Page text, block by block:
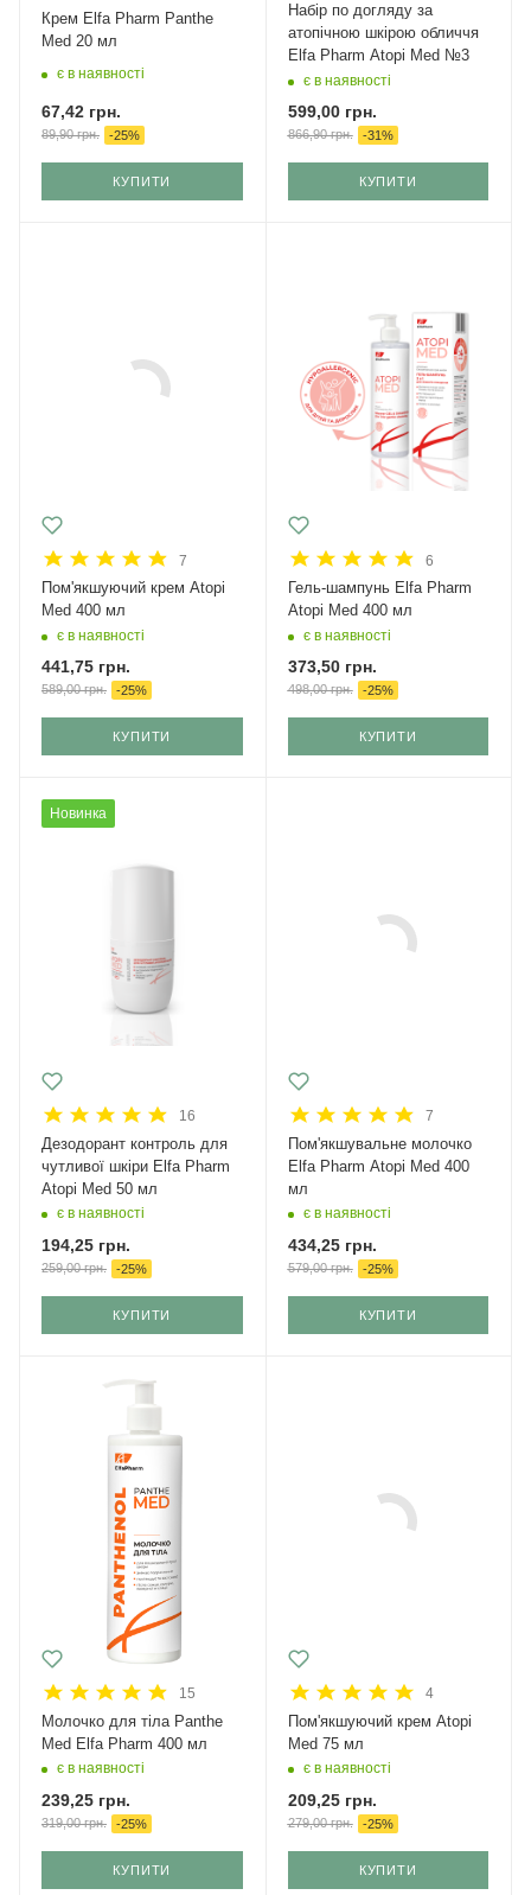
Крем Elfa Pharm Panthe
Med 20 мл
є в наявності
67,42 грн.
89,90грн. -25%
КУПИТИ
Набір по догляду за
атопічною шкірою обличчя
Elfa Pharm Atopi Med №3
є в наявності
599,00грн.
866,90грн. -31 %
КУПИТИ
7
Пом'якшуючий крем Atopi
Med 400 мл
є в наявності
441,75 грн.
589,00грн. -25%
КУПИТИ
6
Гель-шампунь Elfa Pharm
Atopi Med 400 мл
є в наявності
373,50грн.
498,00грн. -25%
КУПИТИ
Новинка
16
Дезодорант контроль для
чутливої шкіри Elfa Pharm
Atopi Med 50 мл
є в наявності
194,25 грн.
259,00грн. -25%
КУПИТИ
7
Пом'якшувальне молочко
Elfa Pharm Atopi Med 400
мл
є в наявності
434,25грн.
579,00грн. -25%
КУПИТИ
15
Молочко для тіла Panthe
Med Elfa Pharm 400 мл
є в наявності
239,25 грн.
319,00грн. -25%
КУПИТИ
4
Пом'якшуючий крем Atopi
Med 75 мл
є в наявності
209,25грн.
279,00грн. -25%
КУПИТИ